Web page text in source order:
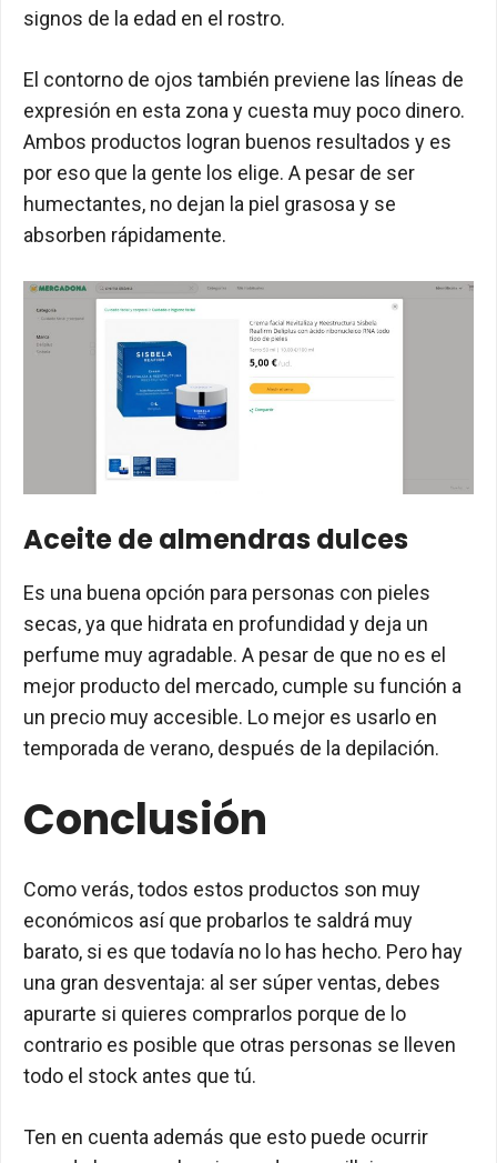
signos de la edad en el rostro.
El contorno de ojos también previene las líneas de
expresión en esta zona y cuesta muy poco dinero.
Ambos productos logran buenos resultados y es
por eso que la gente los elige. A pesar de ser
humectantes, no dejan la piel grasosa y se
absorben rápidamente.
Aceite de almendras dulces
Es una buena opción para personas con pieles
secas, ya que hidrata en profundidad y deja un
perfume muy agradable. A pesar de que no es el
mejor producto del mercado, cumple su función a
un precio muy accesible. Lo mejor es usarlo en
temporada de verano, después de la depilación.
Conclusión
Como verás, todos estos productos son muy
económicos así que probarlos te saldrá muy
barato, si es que todavía no lo has hecho. Pero hay
una gran desventaja: al ser súper ventas, debes
apurarte si quieres comprarlos porque de lo
contrario es posible que otras personas se lleven
todo el stock antes que tú.
Ten en cuenta además que esto puede ocurrir